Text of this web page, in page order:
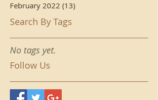
February 2022 (13)
Search By Tags
No tags yet.
Follow Us